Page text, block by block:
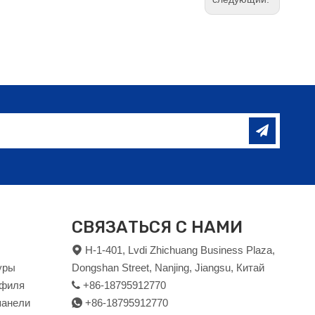
СВЯЗАТЬСЯ С НАМИ
 H-1-401, Lvdi Zhichuang Business Plaza,
Dongshan Street, Nanjing, Jiangsu, Китай
 +86-18795912770
 +86-18795912770